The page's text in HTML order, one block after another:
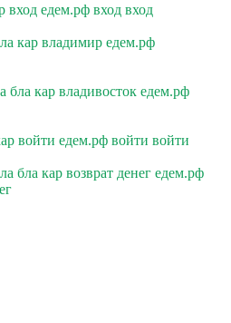
вход едем.рф вход вход
кар владимир едем.рф
бла кар владивосток едем.рф
войти едем.рф войти войти
бла кар возврат денег едем.рф